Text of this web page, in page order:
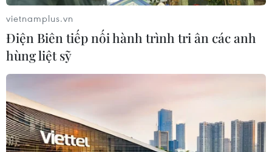
05/08/2026 06:53
Brazil hạ cấp quan hệ với Argentina,
căng thẳng ngoại giao với Mỹ
05/08/2026 03:55
Mỹ dự chi thêm 1,4 tỷ USD cho hoạt
vietnamplus.vn
Điện Biên tiếp nối hành trình tri ân các anh
hùng liệt sỹ